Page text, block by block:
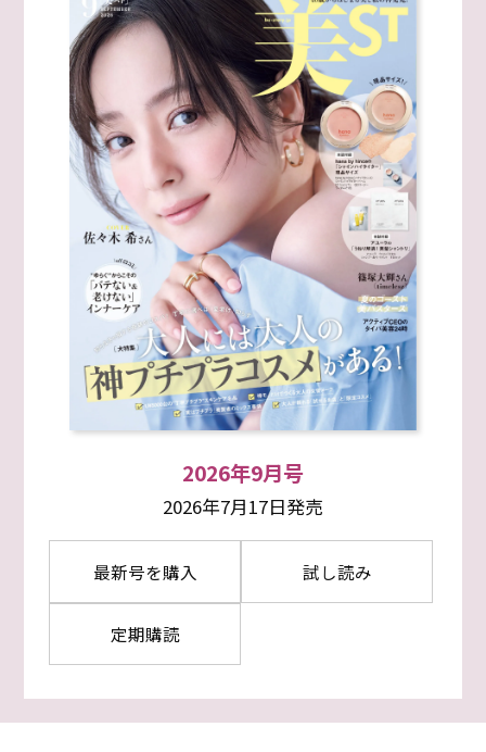
2026年9月号
2026年7月17日発売
最新号を購入 試し読み
定期購読